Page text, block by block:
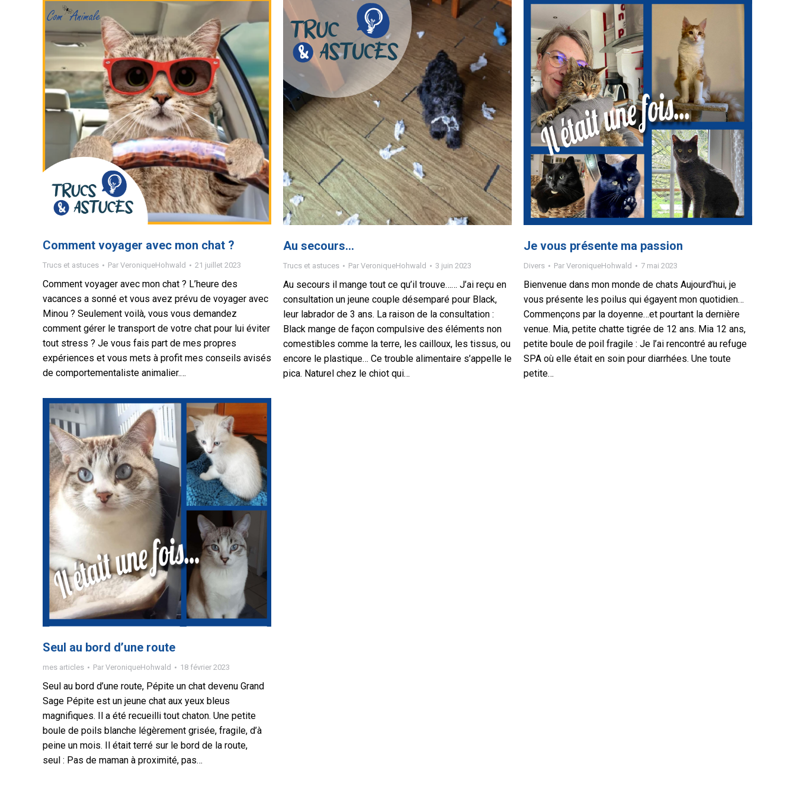
Comment voyager avec mon chat ?
Trucs et astuces Par VeroniqueHohwald 21 juillet 2023
Comment voyager avec mon chat ? L’heure des
vacances a sonné et vous avez prévu de voyager avec
Minou ? Seulement voilà, vous vous demandez
comment gérer le transport de votre chat pour lui éviter
tout stress ? Je vous fais part de mes propres
expériences et vous mets à profit mes conseils avisés
de comportementaliste animalier.…
Au secours…
Trucs et astuces Par VeroniqueHohwald 3 juin 2023
Au secours il mange tout ce qu’il trouve…… J’ai reçu en
consultation un jeune couple désemparé pour Black,
leur labrador de 3 ans. La raison de la consultation :
Black mange de façon compulsive des éléments non
comestibles comme la terre, les cailloux, les tissus, ou
encore le plastique… Ce trouble alimentaire s’appelle le
pica. Naturel chez le chiot qui…
Je vous présente ma passion
Divers Par VeroniqueHohwald 7 mai 2023
Bienvenue dans mon monde de chats Aujourd’hui, je
vous présente les poilus qui égayent mon quotidien…
Commençons par la doyenne…et pourtant la dernière
venue. Mia, petite chatte tigrée de 12 ans. Mia 12 ans,
petite boule de poil fragile : Je l’ai rencontré au refuge
SPA où elle était en soin pour diarrhées. Une toute
petite…
Seul au bord d’une route
mes articles Par VeroniqueHohwald 18 février 2023
Seul au bord d’une route, Pépite un chat devenu Grand
Sage Pépite est un jeune chat aux yeux bleus
magnifiques. Il a été recueilli tout chaton. Une petite
boule de poils blanche légèrement grisée, fragile, d’à
peine un mois. Il était terré sur le bord de la route,
seul : Pas de maman à proximité, pas…